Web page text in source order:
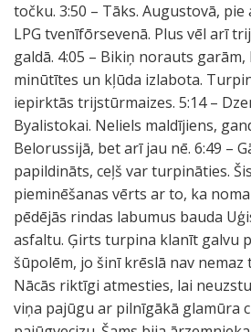
točku. 3:50 – Tāks. Augustovā, pie
LPG tvenīfōrsevenā. Plus vēl arī
galdā. 4:05 – Bikiņ norauts
minūtītes un kļūda izlabota.
iepirktās trijstūrmaizes. 5:14 –
Byalistokai. Neliels maldījiens,
Belorussijā, bet arī jau nē. 6:49 –
papildināts, ceļš var turpināties.
pieminēšanas vērts ar to, ka
pēdējās rindas labumus bauda
asfaltu. Ģirts turpina klanīt galvu
šūpolēm, jo šinī krēslā nav nemaz
Nācās riktīgi atmesties, lai
viņa pajūgu ar pilnīgākā glamūra